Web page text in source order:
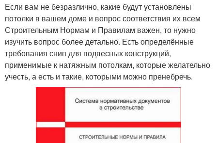
Если вам не безразлично, какие будут установлены
потолки в вашем доме и вопрос соответствия их всем
Строительным Нормам и Правилам важен, то нужно
изучить вопрос более детально. Есть определённые
требования снип для подвесных конструкций,
применимые к натяжным потолкам, которые желательно
учесть, а есть и такие, которыми можно пренебречь.